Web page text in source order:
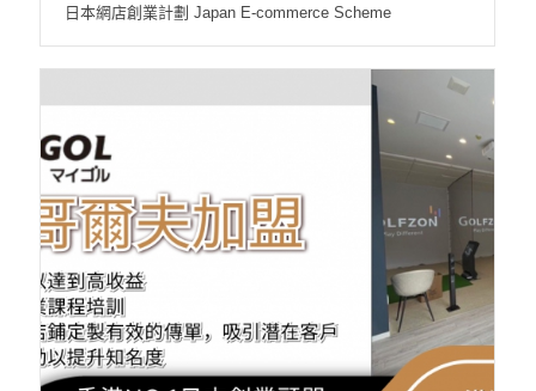
日本網店創業計劃 Japan E-commerce Scheme